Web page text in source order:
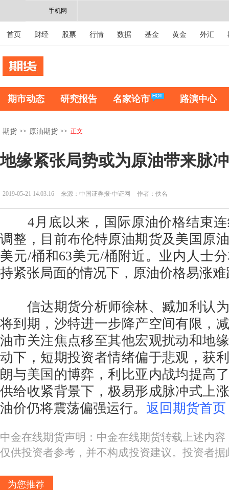
手机网
首页 财经 股票 行情 数据 基金 黄金 外汇
期市动态 研究报告 名家论市 路演中心
期货 >> 原油期货 >> 正文
地缘紧张局势或为原油带来脉
2019-05-21 14:03:16 来源：中国证券报·中证网 作者：佚名
4月底以来，国际原油价格结束连
调整，目前布伦特原油期货及美国原
美元/桶和63美元/桶附近。业内人士
持紧张局面的情况下，原油价格易涨
信达期货分析师徐林、臧加利认为
将到期，沙特进一步降产空间有限，
油市关注焦点移至其他宏观扰动和地
动下，短期投资者情绪偏于悲观，获
朗与美国的博弈，利比亚内战均提高
供给收紧背景下，极易形成脉冲式上
油价仍将震荡偏强运行。 返回期货首
中金在线期货声明：中金在线期货转载上述内
仅供投资者参考，并不构成投资建议。投资者
为您推荐